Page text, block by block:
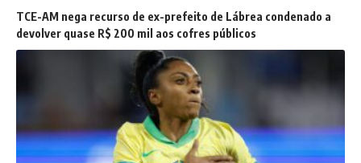
TCE-AM nega recurso de ex-prefeito de Lábrea condenado a
devolver quase R$ 200 mil aos cofres públicos